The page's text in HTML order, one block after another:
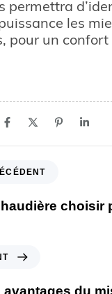
permettra
les
pour un
choisir
avantages du